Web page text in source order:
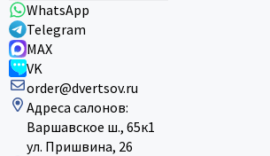
WhatsApp
Telegram
MAX
VK
order@dvertsov.ru
Адреса салонов:
Варшавское ш., 65к1
ул. Пришвина, 26